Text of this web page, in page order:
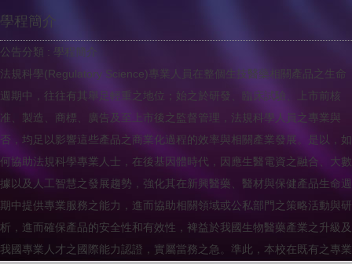
學程簡介
公告分類 : 學程簡介
法規科學(Regulatory Science)專業人員在整個生技醫藥相關產品之生命
週期中，往往有其舉足輕重之地位；始之於研發、臨床試驗、上市前核
准、製造、商標、廣告及至上市後之監督管理，法規科學人員之專業與
否，均足以影響這些產品之商業化過程的效率與相關產業發展。是以，如
何協助法規科學專業人士，在後基因體時代，因應生醫電資之融合、大數
據以及人工智慧之發展趨勢，強化其在新興醫藥、醫材與保健產品生命週
期中提供專業服務之能力，進而協助相關領域或公私部門之策略活動與研
析，進而確保產品的安全性和有效性，裨益於我國生物醫藥產業之升級及
我國專業人才之國際能力認證，實屬當務之急。準此，本校在既有之專業